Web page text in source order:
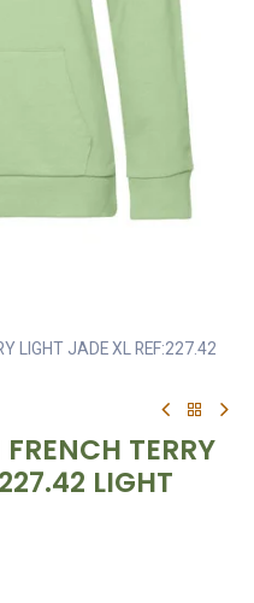
LIGHT JADE XL REF:227.42
TERRY
LIGHT